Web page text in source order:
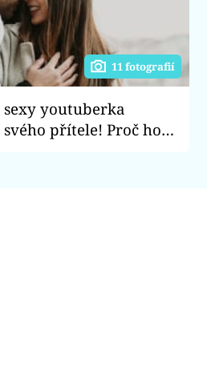
11 fotografií
sexy youtuberka
přítele! Proč ho